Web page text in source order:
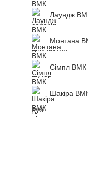
Лаундж
Монтана
Сімпл ВМК
Шакіра